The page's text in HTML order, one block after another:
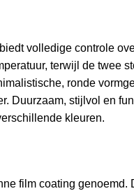
volledige controle
terwijl de twee
ronde
Duurzaam, stijlvol en
kleuren.
film coating genoemd.